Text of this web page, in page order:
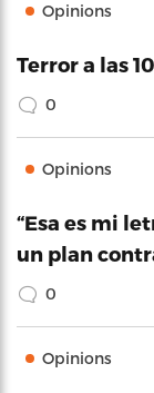
Opinions
Terror a las
0
Opinions
“Esa es mi
un plan
0
Opinions